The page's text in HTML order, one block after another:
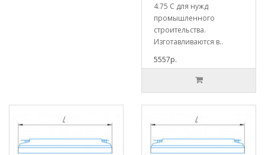
4.75 С для нужд
промышленного
строительства.
Изготавливаются в..
5557р.